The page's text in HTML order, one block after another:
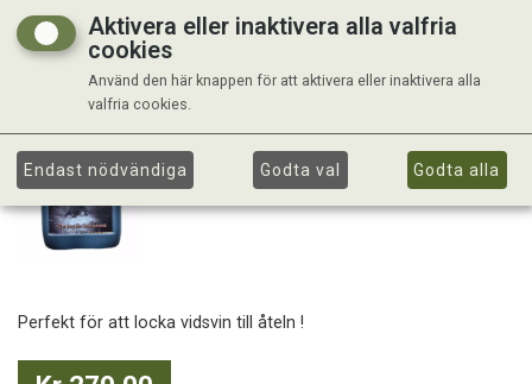
Perfekt för att locka vidsvin till åteln !
Aktivera eller inaktivera alla valfria
cookies
Använd den här knappen för att aktivera eller inaktivera alla
valfria cookies.
Endast nödvändiga Godta val Godta alla